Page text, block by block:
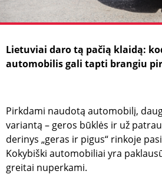
Lietuviai daro tą pačią klaidą:
automobilis gali tapti brangiu
Pirkdami naudotą automobilį,
variantą – geros būklės ir už
derinys „geras ir pigus“ rinkoje
Kokybiški automobiliai yra
greitai nuperkami.